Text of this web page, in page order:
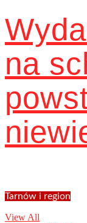
na
Tarnów i region
View All